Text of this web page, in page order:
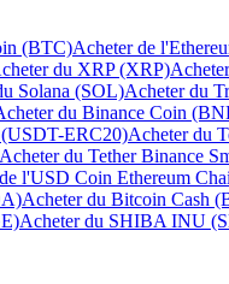
(BTC)Acheter de
du XRP (XRP)
Solana (SOL)Acheter du
du Binance Coin
ERC20)Acheter du
Acheter du Tether Binance
l'USD Coin Ethereum
Acheter du Bitcoin Cash
Acheter du SHIBA INU